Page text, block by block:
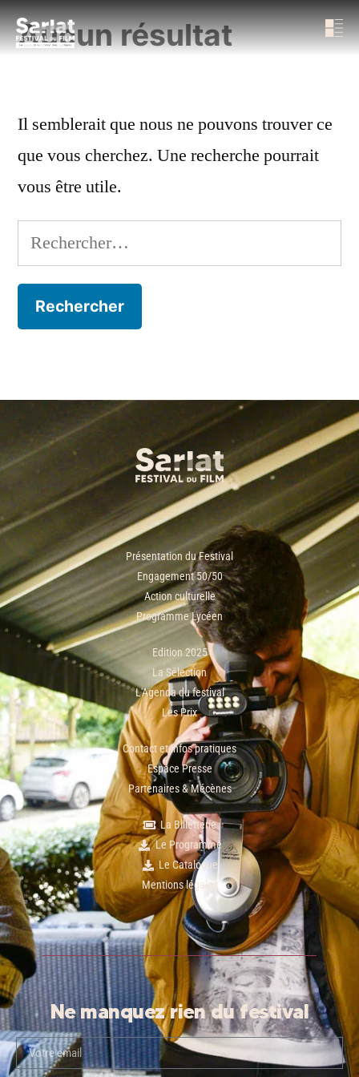
Aucun résultat
Il semblerait que nous ne pouvons trouver ce
que vous cherchez. Une recherche pourrait
vous être utile.
Présentation du Festival
Engagement 50/50
Action culturelle
Programme Lycéen
Edition 2025
La Sélection
L'Agenda du festival
Les Prix
Contact et infos pratiques
Espace Presse
Partenaires & Mécènes
La Billetterie
Le Programme
Le Catalogue
Mentions légales
Ne manquez rien du festival